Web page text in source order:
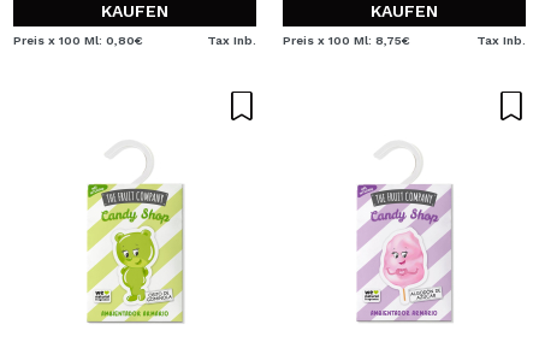
KAUFEN
Preis x 100 Ml: 0,80€ Tax Inb.
KAUFEN
Preis x 100 Ml: 8,75€ Tax Inb.